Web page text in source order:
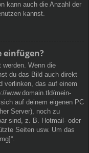
kann auch die Anzahl der
kannst.
einfügen?
Wenn die
du das Bild auch direkt
verlinken, das auf einem
www.domain.tld/mein-
auf deinem eigenen PC
Server), noch zu
sind, z. B. Hotmail- oder
Seiten usw. Um das